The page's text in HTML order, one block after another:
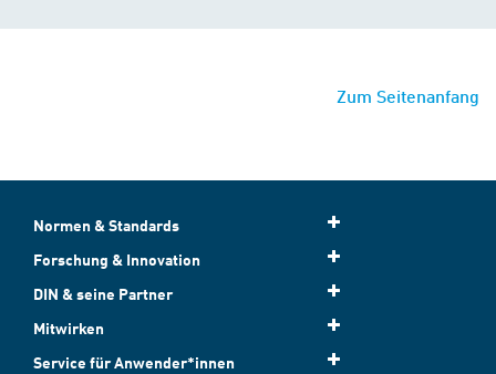
Zum Seitenanfang
Normen & Standards
Forschung & Innovation
DIN & seine Partner
Mitwirken
Service für Anwender*innen